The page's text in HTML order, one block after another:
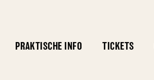
PRAKTISCHE INFO TICKETS